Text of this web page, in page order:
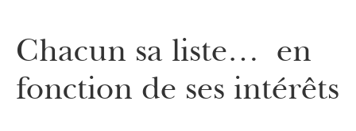
Chacun sa liste… en
fonction de ses intérêts